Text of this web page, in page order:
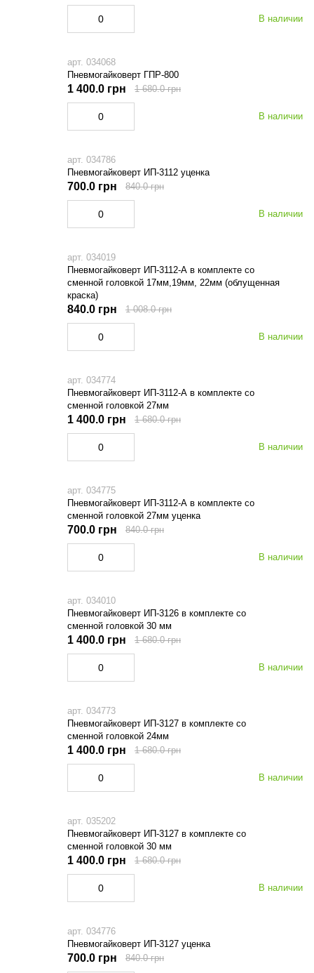
В наличии
арт. 034068
Пневмогайковерт ГПР-800
В наличии
1 400.0 грн 1 680.0 грн
арт. 034786
Пневмогайковерт ИП-3112 уценка
В наличии
700.0 грн 840.0 грн
арт. 034019
Пневмогайковерт ИП-3112-А в комплекте со
сменной головкой 17мм,19мм, 22мм (облущенная
краска)
В наличии
840.0 грн 1 008.0 грн
арт. 034774
Пневмогайковерт ИП-3112-А в комплекте со
сменной головкой 27мм
В наличии
1 400.0 грн 1 680.0 грн
арт. 034775
Пневмогайковерт ИП-3112-А в комплекте со
сменной головкой 27мм уценка
В наличии
700.0 грн 840.0 грн
арт. 034010
Пневмогайковерт ИП-3126 в комплекте со
сменной головкой 30 мм
В наличии
1 400.0 грн 1 680.0 грн
арт. 034773
Пневмогайковерт ИП-3127 в комплекте со
сменной головкой 24мм
В наличии
1 400.0 грн 1 680.0 грн
арт. 035202
Пневмогайковерт ИП-3127 в комплекте со
сменной головкой 30 мм
В наличии
1 400.0 грн 1 680.0 грн
арт. 034776
Пневмогайковерт ИП-3127 уценка
700.0 грн 840.0 грн